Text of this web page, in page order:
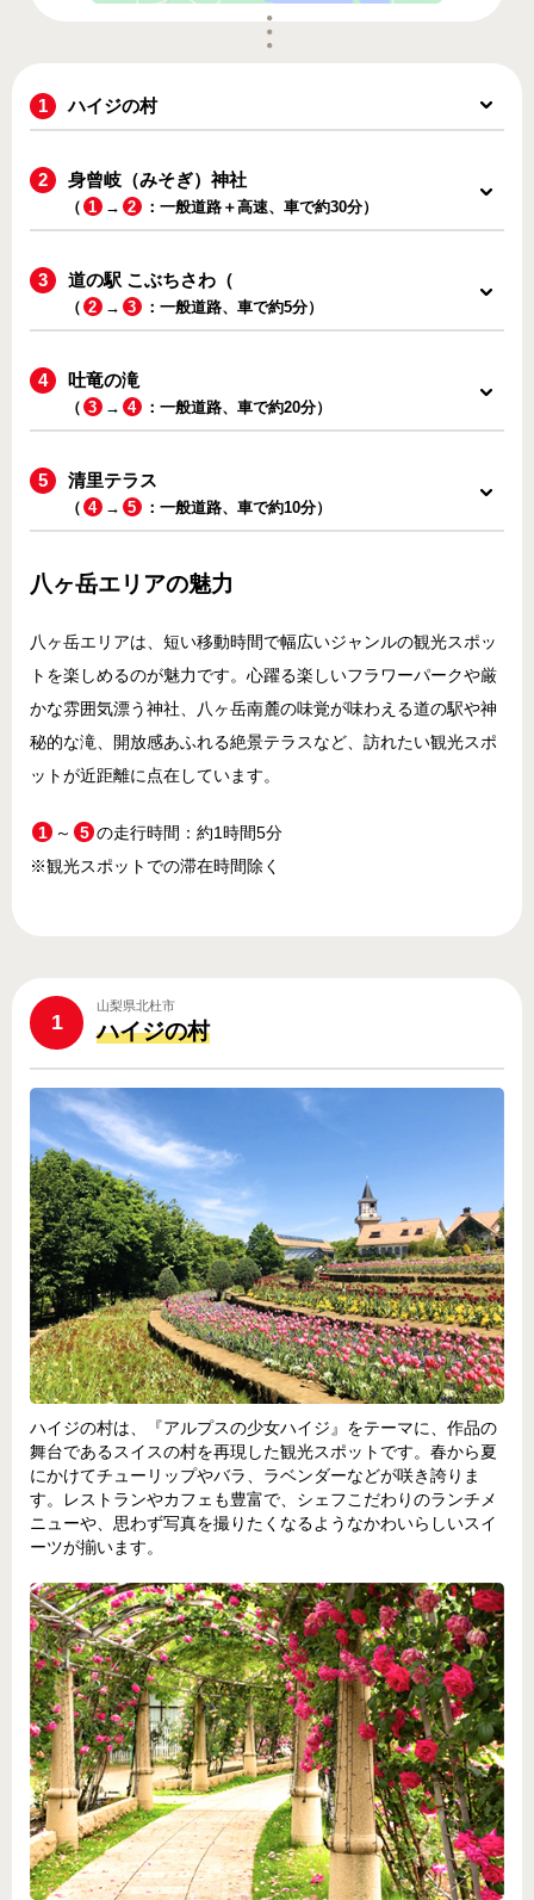
ハイジの村
身曾岐（みそぎ）神社
（ 1 → 2 ：一般道路＋高速、車で約30分）
道の駅 こぶちさわ（
（ 2 → 3 ：一般道路、車で約5分）
吐竜の滝
（ 3 → 4 ：一般道路、車で約20分）
清里テラス
（ 4 → 5 ：一般道路、車で約10分）
八ヶ岳エリアの魅力
八ヶ岳エリアは、短い移動時間で幅広いジャンルの観光スポッ
トを楽しめるのが魅力です。心躍る楽しいフラワーパークや厳
かな雰囲気漂う神社、八ヶ岳南麓の味覚が味わえる道の駅や神
秘的な滝、開放感あふれる絶景テラスなど、訪れたい観光スポ
ットが近距離に点在しています。
1 ～ 5 の走行時間：約1時間5分
※観光スポットでの滞在時間除く
1
山梨県北杜市
ハイジの村
ハイジの村は、『アルプスの少女ハイジ』をテーマに、作品の
舞台であるスイスの村を再現した観光スポットです。春から夏
にかけてチューリップやバラ、ラベンダーなどが咲き誇りま
す。レストランやカフェも豊富で、シェフこだわりのランチメ
ニューや、思わず写真を撮りたくなるようなかわいらしいスイ
ーツが揃います。